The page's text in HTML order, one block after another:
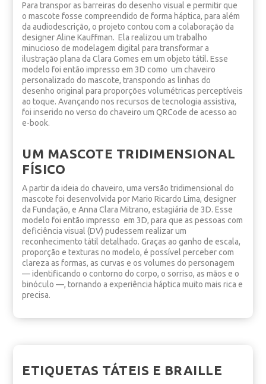
Para transpor as barreiras do desenho visual e permitir que
o mascote fosse compreendido de forma háptica, para além
da audiodescrição, o projeto contou com a colaboração da
designer Aline Kauffman. Ela realizou um trabalho
minucioso de modelagem digital para transformar a
ilustração plana da Clara Gomes em um objeto tátil. Esse
modelo foi então impresso em 3D como um chaveiro
personalizado do mascote, transpondo as linhas do
desenho original para proporções volumétricas perceptíveis
ao toque. Avançando nos recursos de tecnologia assistiva,
foi inserido no verso do chaveiro um QRCode de acesso ao
e-book.
UM MASCOTE TRIDIMENSIONAL
FÍSICO
A partir da ideia do chaveiro, uma versão tridimensional do
mascote foi desenvolvida por Mario Ricardo Lima, designer
da Fundação, e Anna Clara Mitrano, estagiária de 3D. Esse
modelo foi então impresso em 3D, para que as pessoas com
deficiência visual (DV) pudessem realizar um
reconhecimento tátil detalhado. Graças ao ganho de escala,
proporção e texturas no modelo, é possível perceber com
clareza as formas, as curvas e os volumes do personagem
— identificando o contorno do corpo, o sorriso, as mãos e o
binóculo —, tornando a experiência háptica muito mais rica e
precisa.
ETIQUETAS TÁTEIS E BRAILLE